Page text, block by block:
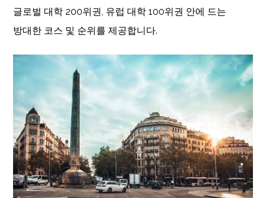
글로벌 대학 200위권, 유럽 대학 100위권 안에 드는
방대한 코스 및 순위를 제공합니다.